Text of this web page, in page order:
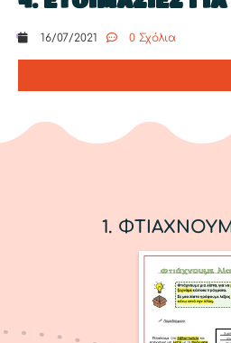
16/07/2021 0 Σχόλια
1.